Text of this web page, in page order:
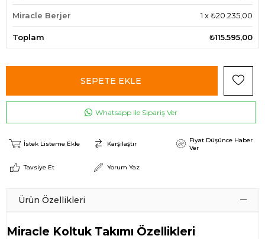
Miracle Berjer 1 x ₺20.235,00
Toplam ₺115.595,00
Whatsapp ile Sipariş Ver
İstek Listeme Ekle Karşılaştır
Fiyat Düşünce Haber
Ver
Tavsiye Et Yorum Yaz
Ürün Özellikleri
Miracle Koltuk Takımı Özellikleri